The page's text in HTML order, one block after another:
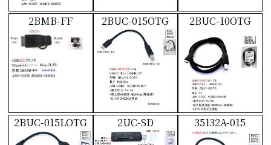
2BMB-FF 2BUC-015OTG 2BUC-10OTG
2BUC-015LOTG 2UC-SD 35132A-015